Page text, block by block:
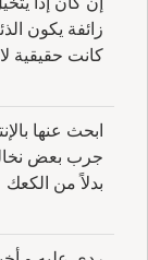
زائفة يكون
كانت حقيقية
ابحث عنها
جرب بعض
بدلاً من الكعك